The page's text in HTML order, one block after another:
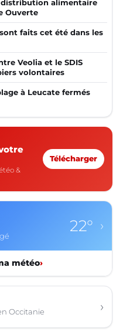
distribution alimentaire
Ouverte
faits cet été dans les
Veolia et le SDIS
volontaires
à Leucate fermés
&
Télécharger
22° ›
météo›
Occitanie ›